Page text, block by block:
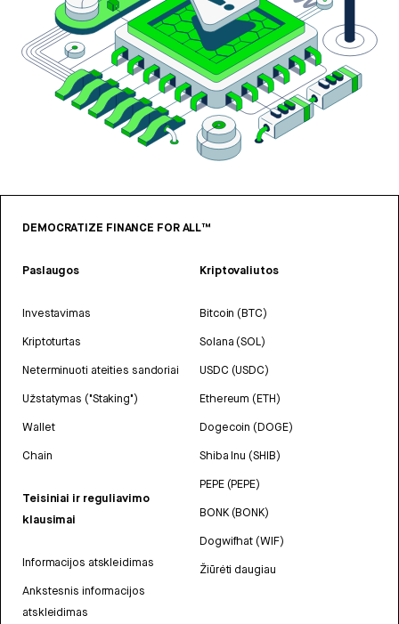
DEMOCRATIZE FINANCE FOR ALL™
Paslaugos
Investavimas
Kriptoturtas
Neterminuoti ateities sandoriai
Užstatymas ("Staking")
Wallet
Chain
Teisiniai ir reguliavimo
klausimai
Informacijos atskleidimas
Ankstesnis informacijos
atskleidimas
Kriptovaliutos
Bitcoin (BTC)
Solana (SOL)
USDC (USDC)
Ethereum (ETH)
Dogecoin (DOGE)
Shiba Inu (SHIB)
PEPE (PEPE)
BONK (BONK)
Dogwifhat (WIF)
Žiūrėti daugiau